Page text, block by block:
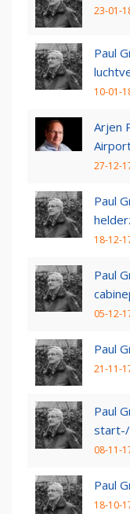
23-01-
Paul
10-01-
Arjen
27-12-
Paul
18-12-
Paul
05-12-
Paul
21-11-
Paul
start-/
08-11-
Paul
18-10-